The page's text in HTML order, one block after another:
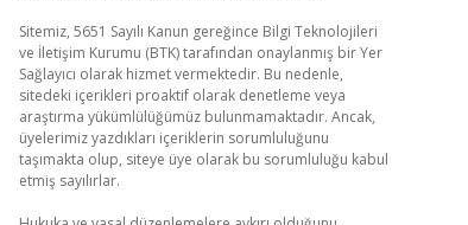
Sitemiz, 5651 Sayılı Kanun gereğince Bilgi Teknolojileri
ve İletişim Kurumu (BTK) tarafından onaylanmış bir Yer
Sağlayıcı olarak hizmet vermektedir. Bu nedenle,
sitedeki içerikleri proaktif olarak denetleme veya
araştırma yükümlülüğümüz bulunmamaktadır. Ancak,
üyelerimiz yazdıkları içeriklerin sorumluluğunu
taşımakta olup, siteye üye olarak bu sorumluluğu kabul
etmiş sayılırlar.